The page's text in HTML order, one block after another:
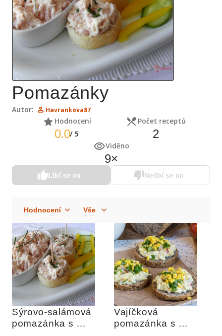
Pomazánky
Autor: Havrankova87
Hodnocení
0.0/ 5
Počet receptů
2
Viděno
9×
Líbí se mi Nelíbí se mi
Sýrovo-salámová
pomazánka s
Vajíčková
pomazánka s